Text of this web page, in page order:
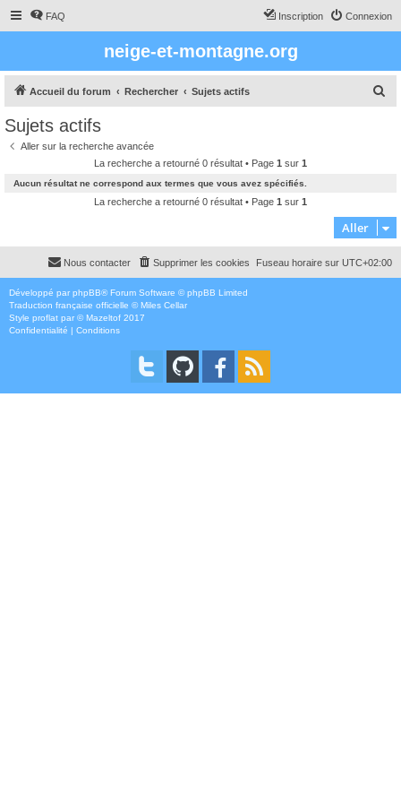
FAQ Connexion
Inscription
neige-et-montagne.org
Accueil du forum Rechercher Sujets actifs
c
h
e
Sujets actifs
Aller sur la recherche avancée
La recherche a retourné 0 résultat • Page 1 sur 1
Aucun résultat ne correspond aux termes que vous avez spécifiés.
La recherche a retourné 0 résultat • Page 1 sur 1
Aller
Fuseau horaire sur UTC+02:00
Supprimer les cookies
Nous contacter
Développé par phpBB® Forum Software © phpBB Limited
Traduction française officielle ©Miles Cellar
Style proflat par ©Mazeltof 2017
Confidentialité | Conditions